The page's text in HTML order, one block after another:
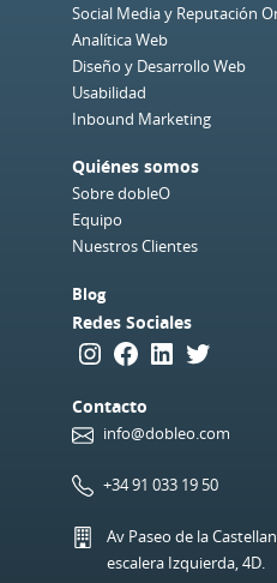
Social Media y Reputación
Analítica Web
Diseño y Desarrollo Web
Usabilidad
Inbound Marketing
Quiénes somos
Sobre dobleO
Equipo
Nuestros Clientes
Blog
Redes Sociales
Instagram Facebook LinkedIn Twitter
Contacto
info@dobleo.com
+34 91 033 19 50
Av Paseo de la
escalera Izquierda, 4D.